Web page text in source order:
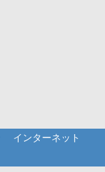
インターネット